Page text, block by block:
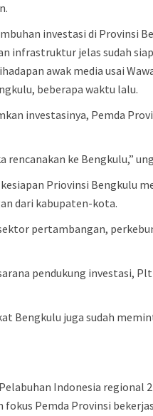
investasi di Provinsi
infrastruktur jelas sudah
awak media usai
beberapa waktu lalu.
investasinya, Pemda
ke Bengkulu,”
Priovinsi Bengkulu
dari kabupaten-kota.
pertambangan,
pendukung investasi,
Bengkulu juga sudah
Indonesia regional
Pemda Provinsi